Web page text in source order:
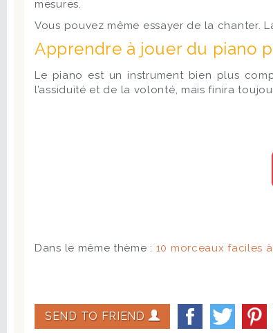
mesures.
Vous pouvez même essayer de la chanter.
Apprendre à jouer du piano
Le piano est un instrument bien plus
l’assiduité et de la volonté, mais finira
Dans le même thème : 10 morceaux faciles
SEND TO FRIEND